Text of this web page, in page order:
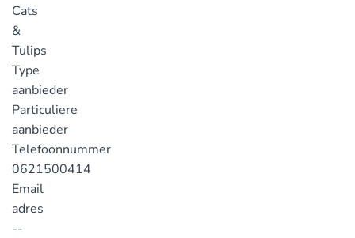
Cats
&
Tulips
Type
aanbieder
Particuliere
aanbieder
Telefoonnummer
0621500414
Email
adres
--